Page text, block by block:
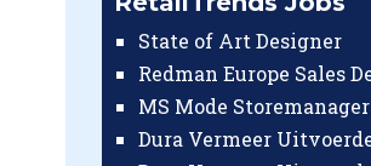
State of Art Designer
MS Mode Storemanager